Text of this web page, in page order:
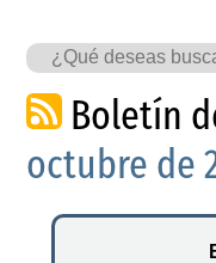
Boletín
octubre de